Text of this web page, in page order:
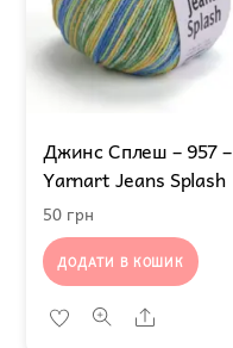
Джинс Сплеш – 957 –
Yarnart Jeans Splash
50 грн
ДОДАТИ В КОШИК
Share